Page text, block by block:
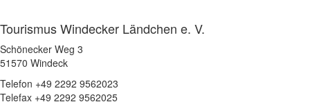
Tourismus Windecker Ländchen e. V.
Schönecker Weg 3
51570 Windeck
Telefon +49 2292 9562023
Telefax +49 2292 9562025